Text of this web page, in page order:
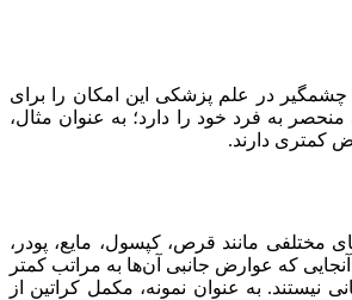
چشمگیر در علم پزشکی این امکان را برای
به فرد خود را دارد؛ به عنوان مثال،
کمتری دارند.
مختلفی مانند قرص، کپسول، مایع، پودر،
که عوارض جانبی آن‌ها به مراتب کمتر
نیستند. به عنوان نمونه، مکمل کراتین از